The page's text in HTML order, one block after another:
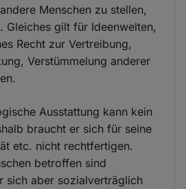
Menschen zu stellen,
Gleiches gilt für Ideenwelten,
Recht zur Vertreibung,
Verstümmelung anderer
Ausstattung kann kein
braucht er sich für seine
etc. nicht rechtfertigen.
betroffen sind
sich aber sozialverträglich